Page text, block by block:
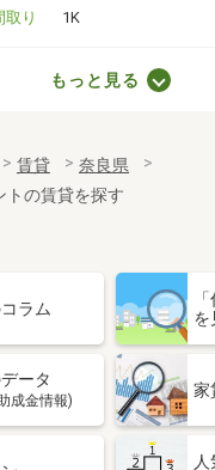
取り
1K
九条平野町
専有面積
31.33m²
取り
1K
条平野町
格
5.30万円
奈良県大和郡山市九
有面積 31.33m²
取り
九条平野町
もっと見る
賃貸
奈良県
トの賃貸を探す
ラム
を
ータ
成金情報)
家